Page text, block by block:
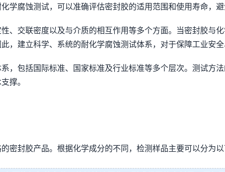
学腐蚀测试，可以准确评估密封胶的适用范围和使用寿命，
、交联密度以及与介质的相互作用等多个方面。当密封胶与
，建立科学、系统的耐化学腐蚀测试体系，对于保障工业安
，包括国际标准、国家标准及行业标准等多个层次。测试方
撑。
密封胶产品。根据化学成分的不同，检测样品主要可以分为以